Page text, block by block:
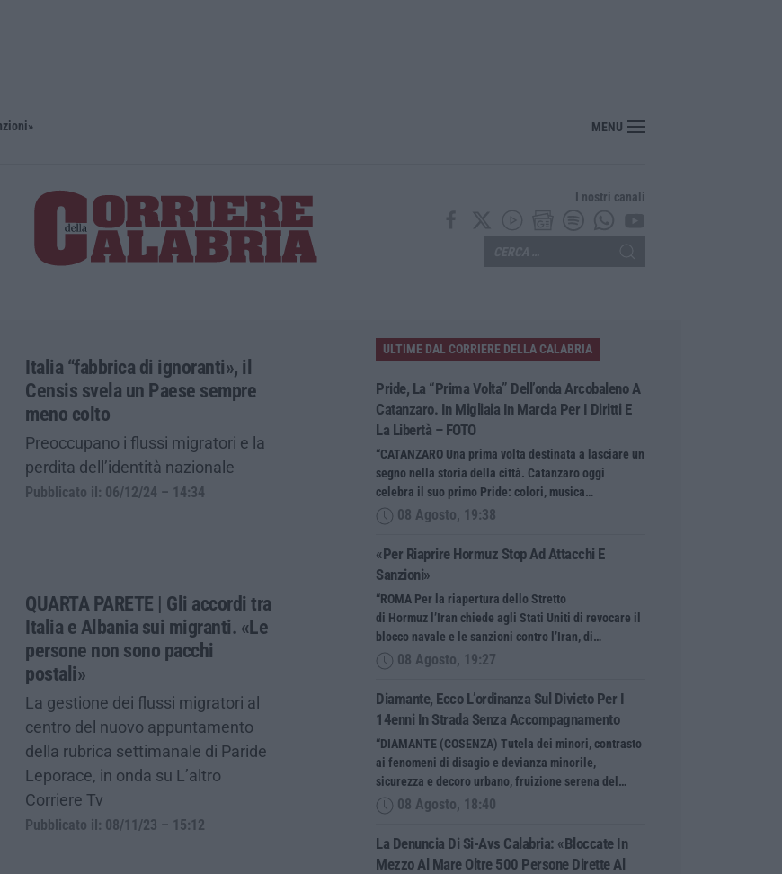
Diamante, ecco l’ordinanza sul divieto per i 14enni in strada senza accompagnamento
MENU
I nostri canali
Italia “fabbrica di ignoranti», il
Censis svela un Paese sempre
meno colto
Preoccupano i flussi migratori e la
perdita dell’identità nazionale
Pubblicato il: 06/12/24 – 14:34
QUARTA PARETE | Gli accordi tra
Italia e Albania sui migranti. «Le
persone non sono pacchi
postali»
La gestione dei flussi migratori al
centro del nuovo appuntamento
della rubrica settimanale di Paride
Leporace, in onda su L’altro
Corriere Tv
Pubblicato il: 08/11/23 – 15:12
ULTIME DAL CORRIERE DELLA CALABRIA
Pride, La “prima Volta” Dell’onda Arcobaleno A
Catanzaro. In Migliaia In Marcia Per I Diritti E
La Libertà – FOTO
“CATANZARO Una prima volta destinata a lasciare un
segno nella storia della città. Catanzaro oggi
celebra il suo primo Pride: colori, musica…
08 Agosto, 19:38
«Per Riaprire Hormuz Stop Ad Attacchi E
Sanzioni»
“ROMA Per la riapertura dello Stretto
di Hormuz l’Iran chiede agli Stati Uniti di revocare il
blocco navale e le sanzioni contro l’Iran, di…
08 Agosto, 19:27
Diamante, Ecco L’ordinanza Sul Divieto Per I
14enni In Strada Senza Accompagnamento
“DIAMANTE (COSENZA) Tutela dei minori, contrasto
ai fenomeni di disagio e devianza minorile,
sicurezza e decoro urbano, fruizione serena del…
08 Agosto, 18:40
La Denuncia Di Si-Avs Calabria: «Bloccate In
Mezzo Al Mare Oltre 500 Persone Dirette Al